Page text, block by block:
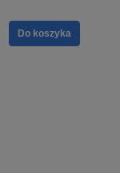
Do koszyka